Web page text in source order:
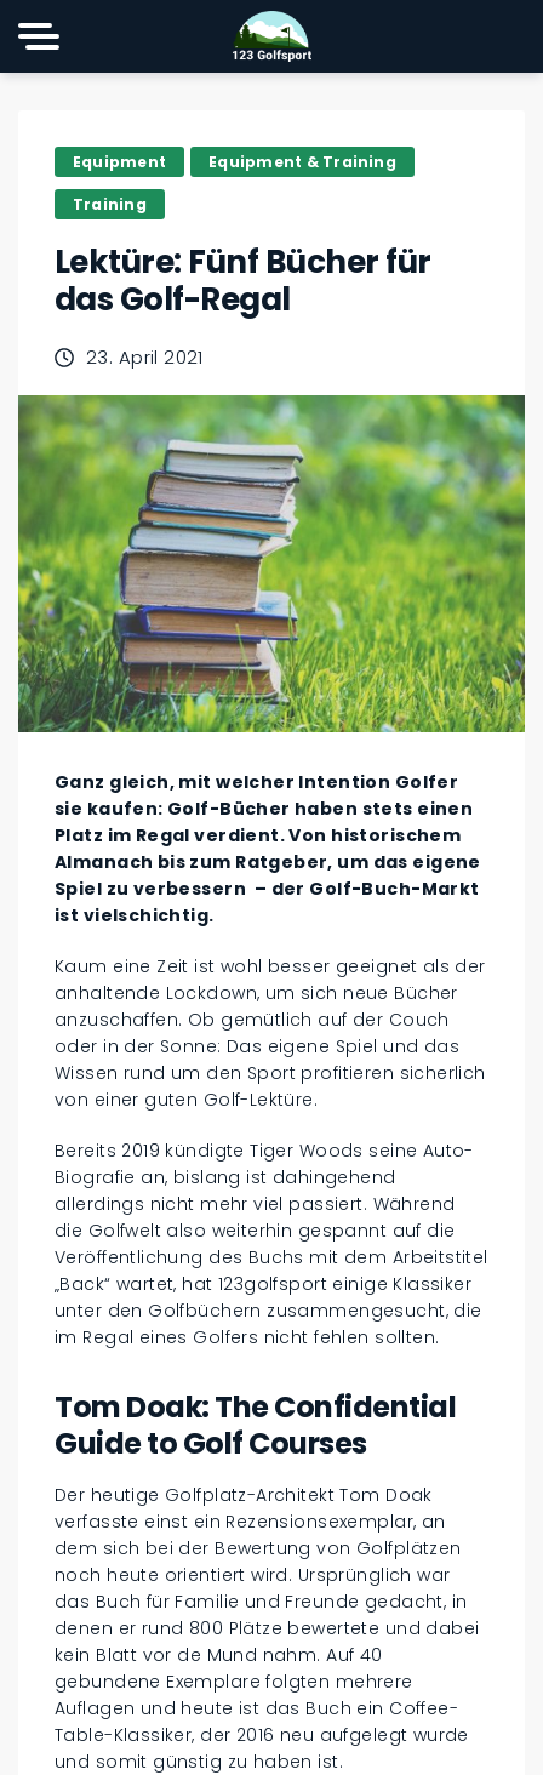
Equipment Equipment & Training
Training
Lektüre: Fünf Bücher für
das Golf-Regal
23. April 2021
Ganz gleich, mit welcher Intention Golfer
sie kaufen: Golf-Bücher haben stets einen
Platz im Regal verdient. Von historischem
Almanach bis zum Ratgeber, um das eigene
Spiel zu verbessern – der Golf-Buch-Markt
ist vielschichtig.
Kaum eine Zeit ist wohl besser geeignet als der
anhaltende Lockdown, um sich neue Bücher
anzuschaffen. Ob gemütlich auf der Couch
oder in der Sonne: Das eigene Spiel und das
Wissen rund um den Sport profitieren sicherlich
von einer guten Golf-Lektüre.
Bereits 2019 kündigte Tiger Woods seine Auto-
Biografie an, bislang ist dahingehend
allerdings nicht mehr viel passiert. Während
die Golfwelt also weiterhin gespannt auf die
Veröffentlichung des Buchs mit dem Arbeitstitel
„Back“ wartet, hat 123golfsport einige Klassiker
unter den Golfbüchern zusammengesucht, die
im Regal eines Golfers nicht fehlen sollten.
Tom Doak: The Confidential
Guide to Golf Courses
Der heutige Golfplatz-Architekt Tom Doak
verfasste einst ein Rezensionsexemplar, an
dem sich bei der Bewertung von Golfplätzen
noch heute orientiert wird. Ursprünglich war
das Buch für Familie und Freunde gedacht, in
denen er rund 800 Plätze bewertete und dabei
kein Blatt vor de Mund nahm. Auf 40
gebundene Exemplare folgten mehrere
Auflagen und heute ist das Buch ein Coffee-
Table-Klassiker, der 2016 neu aufgelegt wurde
und somit günstig zu haben ist.